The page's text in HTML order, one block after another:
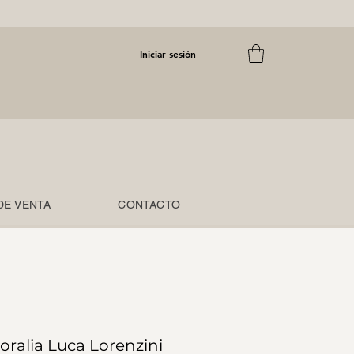
Iniciar sesión
VENTA CONTACTO
Luca Lorenzini